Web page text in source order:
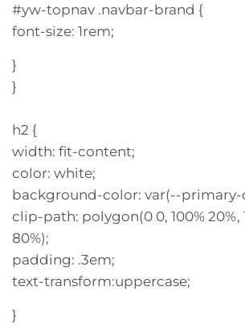
#yw-topnav .navbar-brand {
font-size: 1rem;
}
}
h2 {
width: fit-content;
color: white;
background-color: var(--primary-
clip-path: polygon(0 0, 100% 20%,
80%);
padding: .3em;
text-transform:uppercase;
}